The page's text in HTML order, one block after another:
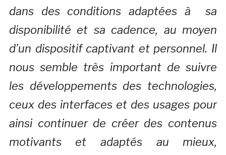
dans des conditions adaptées à sa
disponibilité et sa cadence, au moyen
d’un dispositif captivant et personnel. Il
nous semble très important de suivre
les développements des technologies,
ceux des interfaces et des usages pour
ainsi continuer de créer des contenus
motivants et adaptés au mieux,